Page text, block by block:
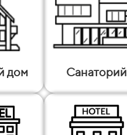
дом Санаторий